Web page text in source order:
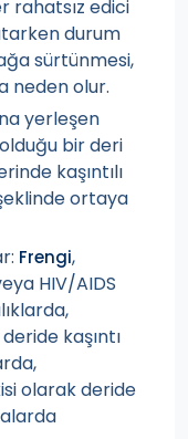
rahatsız edici
durum
sürtünmesi,
neden olur.
yerleşen
bir deri
kaşıntılı
ortaya
Frengi,
HIV/AIDS
kaşıntı
olarak deride